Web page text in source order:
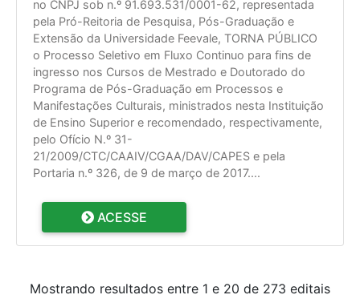
no CNPJ sob n.º 91.693.531/0001-62, representada
pela Pró-Reitoria de Pesquisa, Pós-Graduação e
Extensão da Universidade Feevale, TORNA PÚBLICO
o Processo Seletivo em Fluxo Continuo para fins de
ingresso nos Cursos de Mestrado e Doutorado do
Programa de Pós-Graduação em Processos e
Manifestações Culturais, ministrados nesta Instituição
de Ensino Superior e recomendado, respectivamente,
pelo Ofício N.º 31-
21/2009/CTC/CAAIV/CGAA/DAV/CAPES e pela
Portaria n.º 326, de 9 de março de 2017....
ACESSE
Mostrando resultados entre 1 e 20 de 273 editais